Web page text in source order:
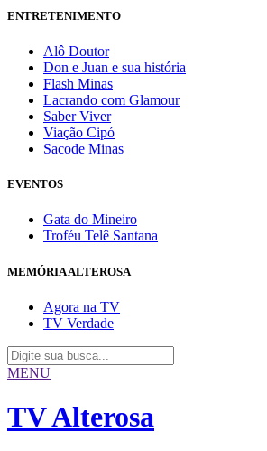
ENTRETENIMENTO
Alô Doutor
Don e Juan e sua história
Flash Minas
Lacrando com Glamour
Saber Viver
Viação Cipó
Sacode Minas
EVENTOS
Gata do Mineiro
Troféu Telê Santana
MEMÓRIA ALTEROSA
Agora na TV
TV Verdade
MENU
TV Alterosa